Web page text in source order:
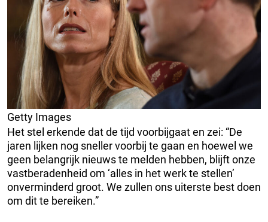
Getty Images
Het stel erkende dat de tijd voorbijgaat en zei: “De
jaren lijken nog sneller voorbij te gaan en hoewel we
geen belangrijk nieuws te melden hebben, blijft onze
vastberadenheid om ‘alles in het werk te stellen’
onverminderd groot. We zullen ons uiterste best doen
om dit te bereiken.”